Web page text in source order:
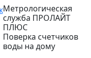
Метрологическая
служба ПРОЛАЙТ
ПЛЮС
Поверка счетчиков
воды на дому